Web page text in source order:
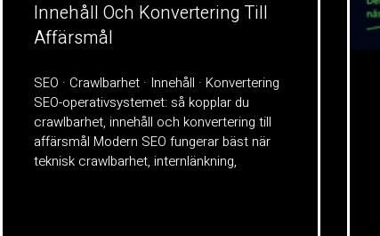
Innehåll Och Konvertering Till
Affärsmål
SEO · Crawlbarhet · Innehåll · Konvertering
SEO-operativsystemet: så kopplar du
crawlbarhet, innehåll och konvertering till
affärsmål Modern SEO fungerar bäst när
teknisk crawlbarhet, internlänkning,